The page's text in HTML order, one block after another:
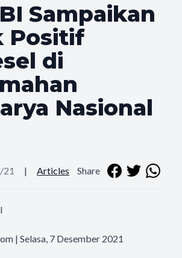
Sampaikan
Positif
di
Nasional
21 | Articles Share
| Selasa, 7 Desember 2021